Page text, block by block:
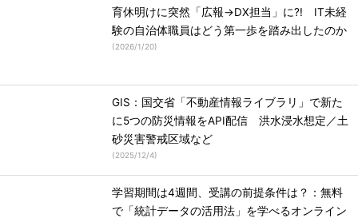
育休明けに突然「広報→DX担当」に?! IT未経
験の自治体職員はどう第一歩を踏み出したのか
(2026/1/20)
GIS：国交省「不動産情報ライブラリ」で新た
に5つの防災情報をAPI配信 洪水浸水想定／土
砂災害警戒区域など
(2025/12/4)
学習期間は4週間、受講の前提条件は？：無料
で「統計データの活用法」を学べるオンライン